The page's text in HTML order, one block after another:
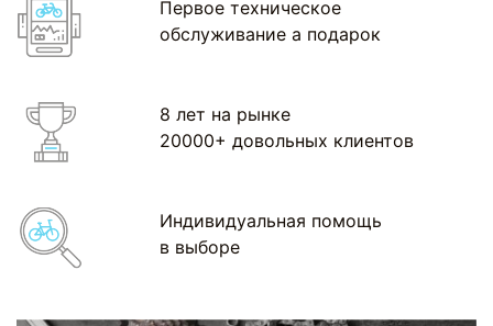
Первое техническое
обслуживание а подарок
8 лет на рынке
20000+ довольных клиентов
Индивидуальная помощь
в выборе